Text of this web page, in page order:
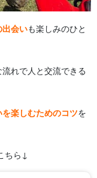
出会いも楽しみのひと
れで人と交流できる
を楽しむためのコツを
ちら↓